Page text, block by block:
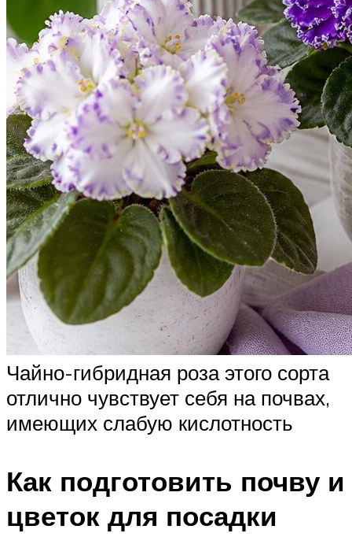
Чайно-гибридная роза этого сорта
отлично чувствует себя на почвах,
имеющих слабую кислотность
Как подготовить почву и
цветок для посадки